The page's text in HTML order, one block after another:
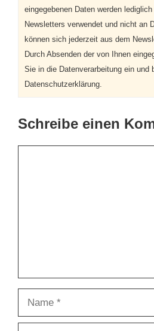
eingegebenen Daten werden
Newsletters verwendet und nicht an
können sich jederzeit aus dem
Durch Absenden der von Ihnen
Sie in die Datenverarbeitung ein und
Datenschutzerklärung.
Schreibe einen